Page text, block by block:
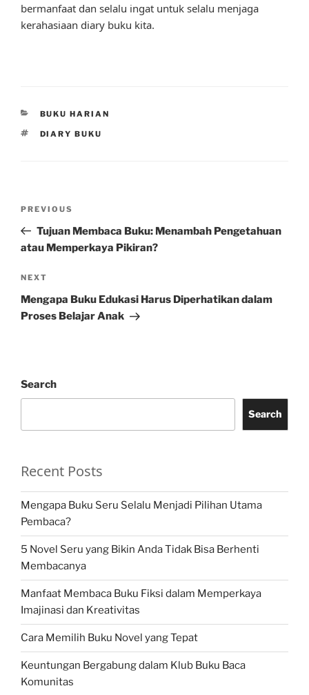
bermanfaat dan selalu ingat untuk selalu menjaga
kerahasiaan diary buku kita.
CATEGORIES
BUKU HARIAN
TAGS
DIARY BUKU
Previous
Post
PREVIOUS
Tujuan Membaca Buku: Menambah Pengetahuan
atau Memperkaya Pikiran?
Next
Post
NEXT
Mengapa Buku Edukasi Harus Diperhatikan dalam
Proses Belajar Anak
Search
Search
Recent Posts
Mengapa Buku Seru Selalu Menjadi Pilihan Utama
Pembaca?
5 Novel Seru yang Bikin Anda Tidak Bisa Berhenti
Membacanya
Manfaat Membaca Buku Fiksi dalam Memperkaya
Imajinasi dan Kreativitas
Cara Memilih Buku Novel yang Tepat
Keuntungan Bergabung dalam Klub Buku Baca
Komunitas